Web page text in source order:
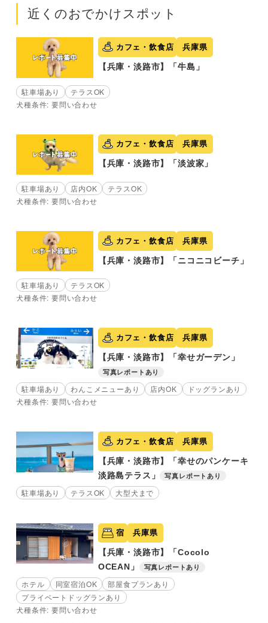
近くのおでかけスポット
カフェ・飲食店 兵庫県
【兵庫・淡路市】「牛島」
駐車場あり
テラスOK
犬種条件: 要問い合わせ
カフェ・飲食店 兵庫県
【兵庫・淡路市】「淡波家」
駐車場あり 店内OK
テラスOK
犬種条件: 要問い合わせ
カフェ・飲食店 兵庫県
【兵庫・淡路市】「ニコニコビーチ」
駐車場あり
テラスOK
犬種条件: 要問い合わせ
カフェ・飲食店 兵庫県
【兵庫・淡路市】「幸せガーデン」
写真レポートあり
駐車場あり わんこメニューあり 店内OK
ドッグランあり
犬種条件: 要問い合わせ
カフェ・飲食店 兵庫県
【兵庫・淡路市】「幸せのパンケーキ
淡路島テラス」
写真レポートあり
駐車場あり テラスOK 大型犬まで
宿 兵庫県
【兵庫・淡路市】「Cocolo
OCEAN」
写真レポートあり
ホテル 同室宿泊OK
部屋食プランあり
プライベートドッグランあり
犬種条件: 要問い合わせ